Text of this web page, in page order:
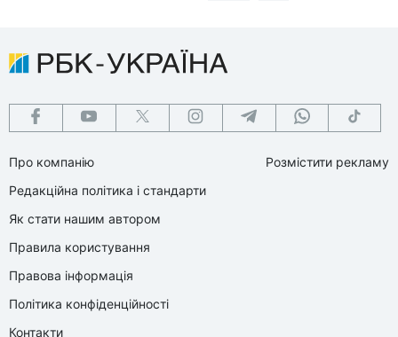
Про компанію
Редакційна політика і стандарти
Як стати нашим автором
Правила користування
Правова інформація
Політика конфіденційності
Контакти
Розмістити рекламу